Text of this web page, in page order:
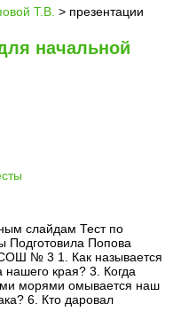
Т.В. > презентации
начальной
слайдам Тест по
Подготовила Попова
№ 3 1. Как называется
нашего края? 3. Когда
морями омывается наш
6. Кто даровал